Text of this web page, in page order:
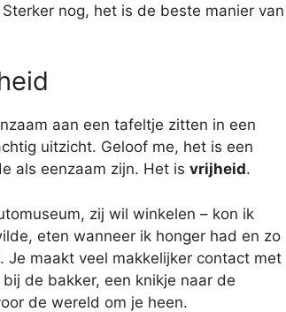
nog, het is de beste manier van
aan een tafeltje zitten in een
uitzicht. Geloof me, het is een
als eenzaam zijn. Het is vrijheid.
zij wil winkelen – kon ik
eten wanneer ik honger had en zo
Je maakt veel makkelijker contact met
de bakker, een knikje naar de
de wereld om je heen.